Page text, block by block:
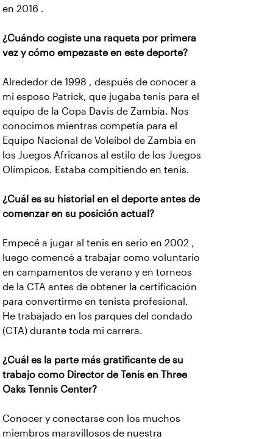
en 2016 .
¿Cuándo cogiste una raqueta por primera
vez y cómo empezaste en este deporte?
Alrededor de 1998 , después de conocer a
mi esposo Patrick, que jugaba tenis para el
equipo de la Copa Davis de Zambia. Nos
conocimos mientras competía para el
Equipo Nacional de Voleibol de Zambia en
los Juegos Africanos al estilo de los Juegos
Olímpicos. Estaba compitiendo en tenis.
¿Cuál es su historial en el deporte antes de
comenzar en su posición actual?
Empecé a jugar al tenis en serio en 2002 ,
luego comencé a trabajar como voluntario
en campamentos de verano y en torneos
de la CTA antes de obtener la certificación
para convertirme en tenista profesional.
He trabajado en los parques del condado
(CTA) durante toda mi carrera.
¿Cuál es la parte más gratificante de su
trabajo como Director de Tenis en Three
Oaks Tennis Center?
Conocer y conectarse con los muchos
miembros maravillosos de nuestra